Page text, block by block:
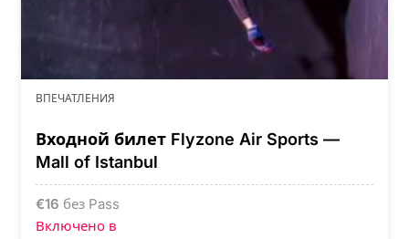
ВПЕЧАТЛЕНИЯ
Входной билет Flyzone Air Sports —
Mall of Istanbul
€16 без Pass
Включено в